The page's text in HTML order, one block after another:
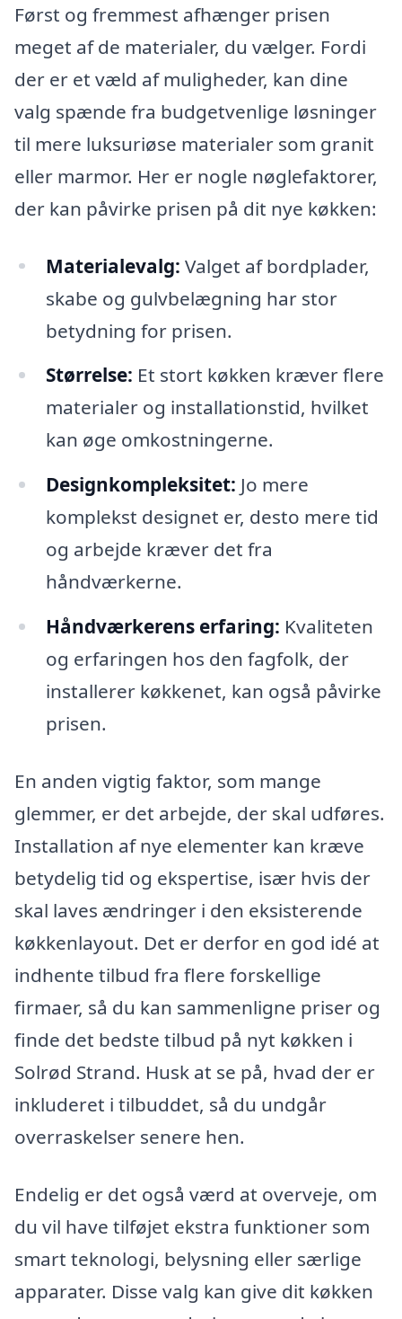
Først og fremmest afhænger prisen
meget af de materialer, du vælger. Fordi
der er et væld af muligheder, kan dine
valg spænde fra budgetvenlige løsninger
til mere luksuriøse materialer som granit
eller marmor. Her er nogle nøglefaktorer,
der kan påvirke prisen på dit nye køkken:
Materialevalg: Valget af bordplader,
skabe og gulvbelægning har stor
betydning for prisen.
Størrelse: Et stort køkken kræver flere
materialer og installationstid, hvilket
kan øge omkostningerne.
Designkompleksitet: Jo mere
komplekst designet er, desto mere tid
og arbejde kræver det fra
håndværkerne.
Håndværkerens erfaring: Kvaliteten
og erfaringen hos den fagfolk, der
installerer køkkenet, kan også påvirke
prisen.
En anden vigtig faktor, som mange
glemmer, er det arbejde, der skal udføres.
Installation af nye elementer kan kræve
betydelig tid og ekspertise, især hvis der
skal laves ændringer i den eksisterende
køkkenlayout. Det er derfor en god idé at
indhente tilbud fra flere forskellige
firmaer, så du kan sammenligne priser og
finde det bedste tilbud på nyt køkken i
Solrød Strand. Husk at se på, hvad der er
inkluderet i tilbuddet, så du undgår
overraskelser senere hen.
Endelig er det også værd at overveje, om
du vil have tilføjet ekstra funktioner som
smart teknologi, belysning eller særlige
apparater. Disse valg kan give dit køkken